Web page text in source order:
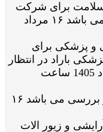
سلامت برای شرکت
فرزین در انتظار تائید ویراستار می باشد ۱۶ مرداد
و پزشکی برای
باراد در انتظار
تائید ویراستار می باشد ۱۶ مرداد 1405 ساعت
در زمینه برای شرکت در انتظار بررسی می باشد ۱۶
و زیور الات